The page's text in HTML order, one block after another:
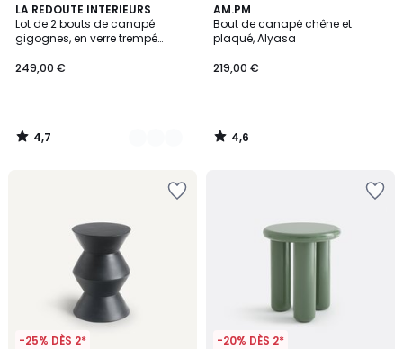
LA REDOUTE INTERIEURS
Lot de 2 bouts de canapé
gigognes, en verre trempé
249,00 €
4,7
/ 5
2
Couleurs
4,7
/
AM.PM
Bout de canapé chêne et
plaqué, Alyasa
219,00 €
4,6
/ 5
4,6
/
-25% DÈS 2* -20% DÈS 2*